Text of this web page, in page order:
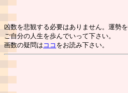
凶数を悲観する必要はありません。運勢
ご自分の人生を歩んでいって下さい。
画数の疑問は ココ をお読み下さい。